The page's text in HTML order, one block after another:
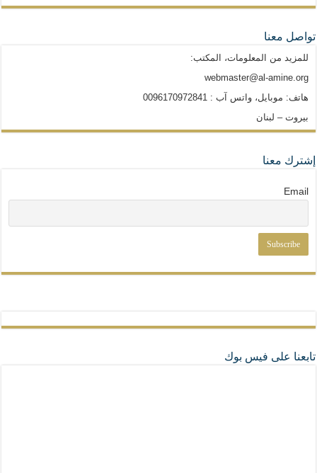
تواصل معنا
للمزيد من المعلومات، المكتب:
webmaster@al-amine.org
هاتف: موبايل، واتس آب : 0096170972841
بيروت – لبنان
إشترك معنا
Email
تابعنا على فيس بوك